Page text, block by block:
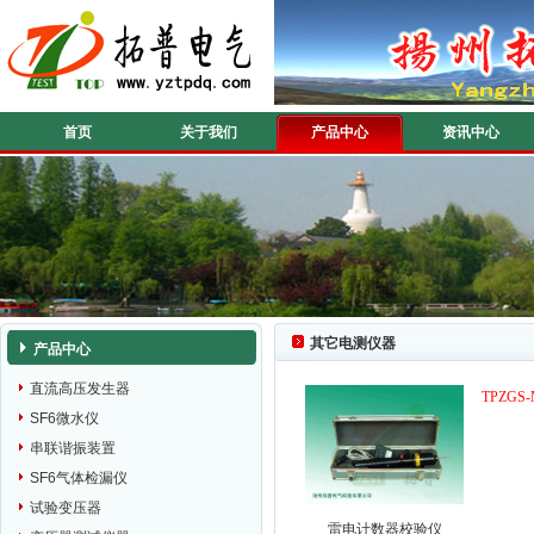
首页 关于我们 产品中心 资讯中心
产品中心
直流高压发生器
SF6微水仪
串联谐振装置
SF6气体检漏仪
试验变压器
其它电测仪器
雷电计数器校验仪